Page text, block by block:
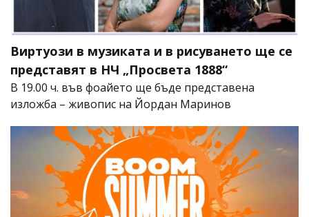
Виртуози в музиката и в рисуването ще се
представят в НЧ „Просвета 1888“
В 19.00 ч. във фоайето ще бъде представена
изложба – живопис на Йордан Маринов